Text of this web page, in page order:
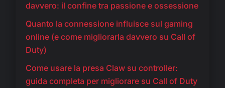
davvero: il confine tra passione e ossessione
Quanto la connessione influisce sul gaming
online (e come migliorarla davvero su Call of
Duty)
Come usare la presa Claw su controller:
guida completa per migliorare su Call of Duty